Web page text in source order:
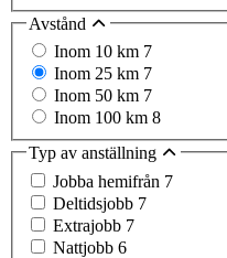
Avstånd
Inom 10 km 7
Inom 25 km 7
Inom 50 km 7
Inom 100 km 8
Typ av anställning
Jobba hemifrån 7
Deltidsjobb 7
Extrajobb 7
Nattjobb 6